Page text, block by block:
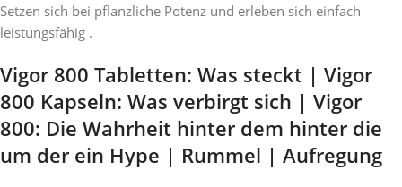
Setzen sich bei pflanzliche Potenz und erleben sich einfach
leistungsfähig .
Vigor 800 Tabletten: Was steckt | Vigor
800 Kapseln: Was verbirgt sich | Vigor
800: Die Wahrheit hinter dem hinter die
um der ein Hype | Rummel | Aufregung